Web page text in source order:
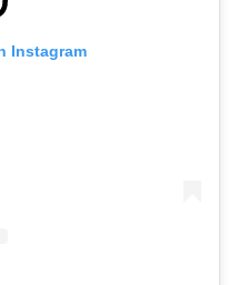
Instagram